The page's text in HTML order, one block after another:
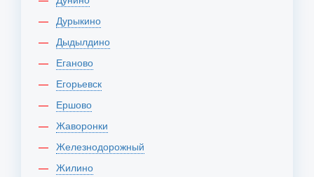
Дурыкино
Дыдылдино
Еганово
Егорьевск
Ершово
Жаворонки
Железнодорожный
Жилино